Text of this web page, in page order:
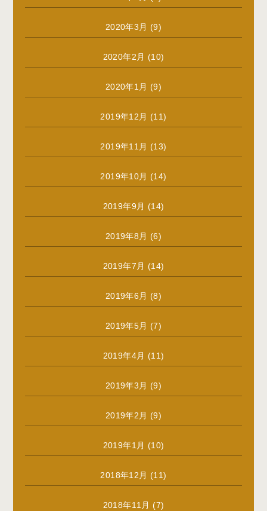
2020年3月 (9)
2020年2月 (10)
2020年1月 (9)
2019年12月 (11)
2019年11月 (13)
2019年10月 (14)
2019年9月 (14)
2019年8月 (6)
2019年7月 (14)
2019年6月 (8)
2019年5月 (7)
2019年4月 (11)
2019年3月 (9)
2019年2月 (9)
2019年1月 (10)
2018年12月 (11)
2018年11月 (7)